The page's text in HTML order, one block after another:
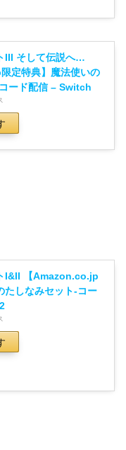
III そして伝説へ…
定特典】魔法使いの
ード配信 – Switch
I&II 【Amazon.co.jp
たしなみセット-コー